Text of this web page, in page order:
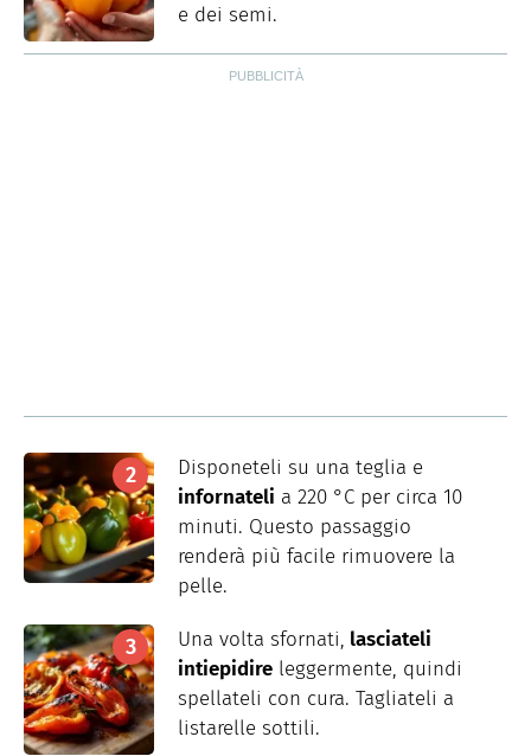
e dei semi.
Disponeteli su una teglia e
infornateli a 220 °C per circa 10
minuti. Questo passaggio
renderà più facile rimuovere la
pelle.
Una volta sfornati, lasciateli
intiepidire leggermente, quindi
spellateli con cura. Tagliateli a
listarelle sottili.